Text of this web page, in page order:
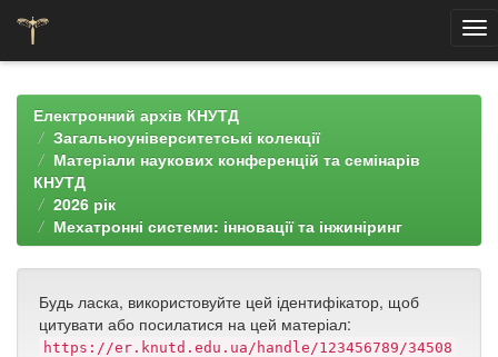
navigationЕлектронний архів КНУТД
Загальноуніверситетські колекції
Матеріали наукових конференцій та семінарів
КНУТД
2026 рік
Мехатронні системи: інновації та інжиніринг
Будь ласка, використовуйте цей ідентифікатор, щоб
цитувати або посилатися на цей матеріал:
https://er.knutd.edu.ua/handle/123456789/34508